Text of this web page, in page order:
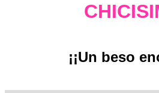
¡¡Un beso